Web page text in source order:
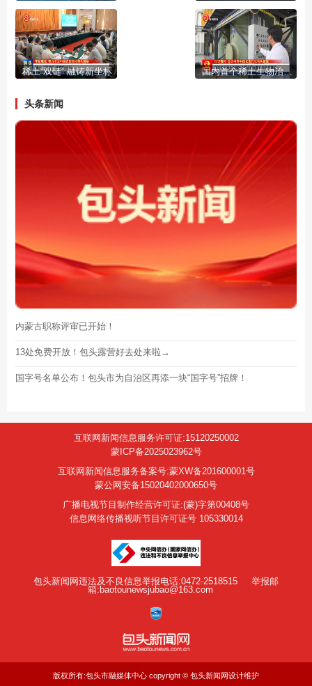
稀土“双链” 融铸新坐标 国内首个稀土生物冶金联合研发基地在包头建成
头条新闻
内蒙古职称评审已开始！
13处免费开放！包头露营好去处来啦→
国字号名单公布！包头市为自治区再添一块“国字号”招牌！
互联网新闻信息服务许可证:15120250002
蒙ICP备2025023962号
互联网新闻信息服务备案号:蒙XW备201600001号
蒙公网安备15020402000650号
广播电视节目制作经营许可证:(蒙)字第00408号
信息网络传播视听节目许可证号 105330014
包头新闻网违法及不良信息举报电话:0472-2518515
举报邮
箱:baotounewsjubao@163.com
版权所有:包头市融媒体中心 copyright © 包头新闻网设计维护